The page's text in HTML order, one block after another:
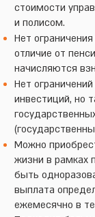
стоимости
и полисом.
Нет
отличие от
начисляются
Нет
инвестиций, но
Можно
жизни в рамках
быть
выплата
ежемесячно в